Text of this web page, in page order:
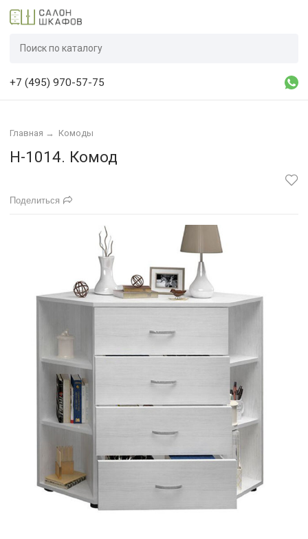
+7 (495) 970-57-75
Главная → Комоды
Н-1014. Комод
Поделиться